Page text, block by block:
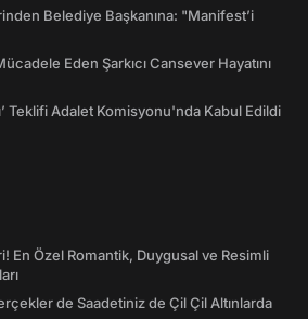
Belediye Başkanına: "Manifest’i
Eden Şarkıcı Cansever Hayatını
Teklifi Adalet Komisyonu'nda Kabul Edildi
En Özel Romantik, Duygusal ve Resimli
de Saadetiniz de Çil Çil Altınlarda